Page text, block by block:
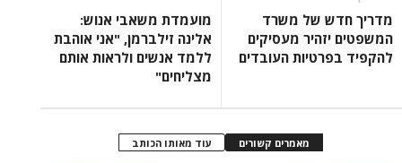
של משרד
מעסיקים
העובדים
מועמדת משאבי אנוש:
אלינה זילברמן, "אני אוהבת
ללמד אנשים ולראות אותם
עוד מאותו הכותב